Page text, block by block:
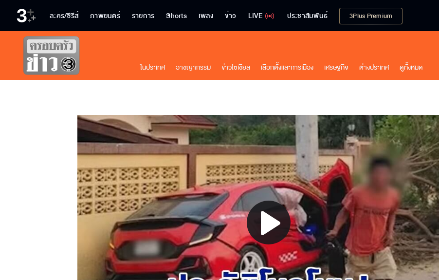
ละคร/ซีรีส์ ภาพยนตร์ รายการ Shorts เพลง ข่าว LIVE ประชาสัมพันธ์ 3Plus Premium
ในประเทศ อาชญากรรม ข่าวโซเชียล เลือกตั้งและการเมือง เศรษฐกิจ ต่างประเทศ ดูทั้งหมด
Play
Video